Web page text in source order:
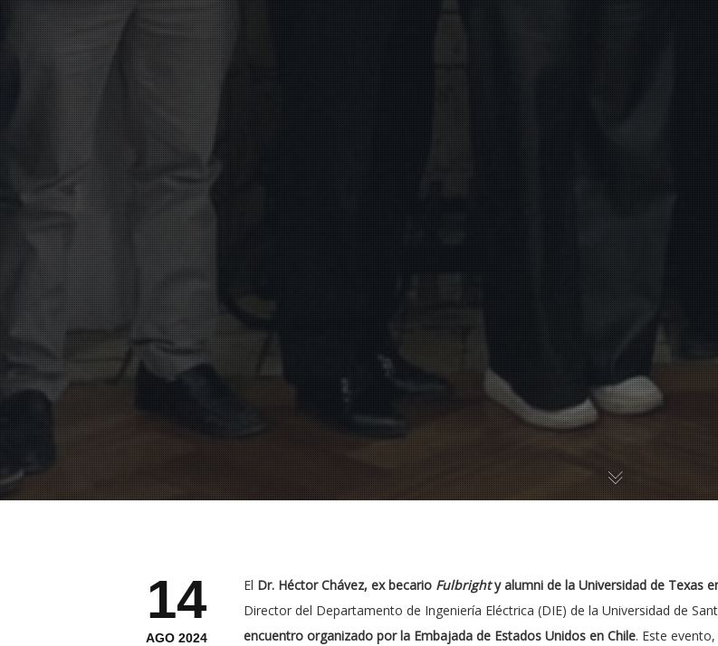
14
AGO 2024
El Dr. Héctor Chávez, ex becario Fulbrighty alumni de la Universidad de Texas
Director del Departamento de Ingeniería Eléctrica (DIE) de la Universidad de
encuentro organizado por la Embajada de Estados Unidos en Chile. Este